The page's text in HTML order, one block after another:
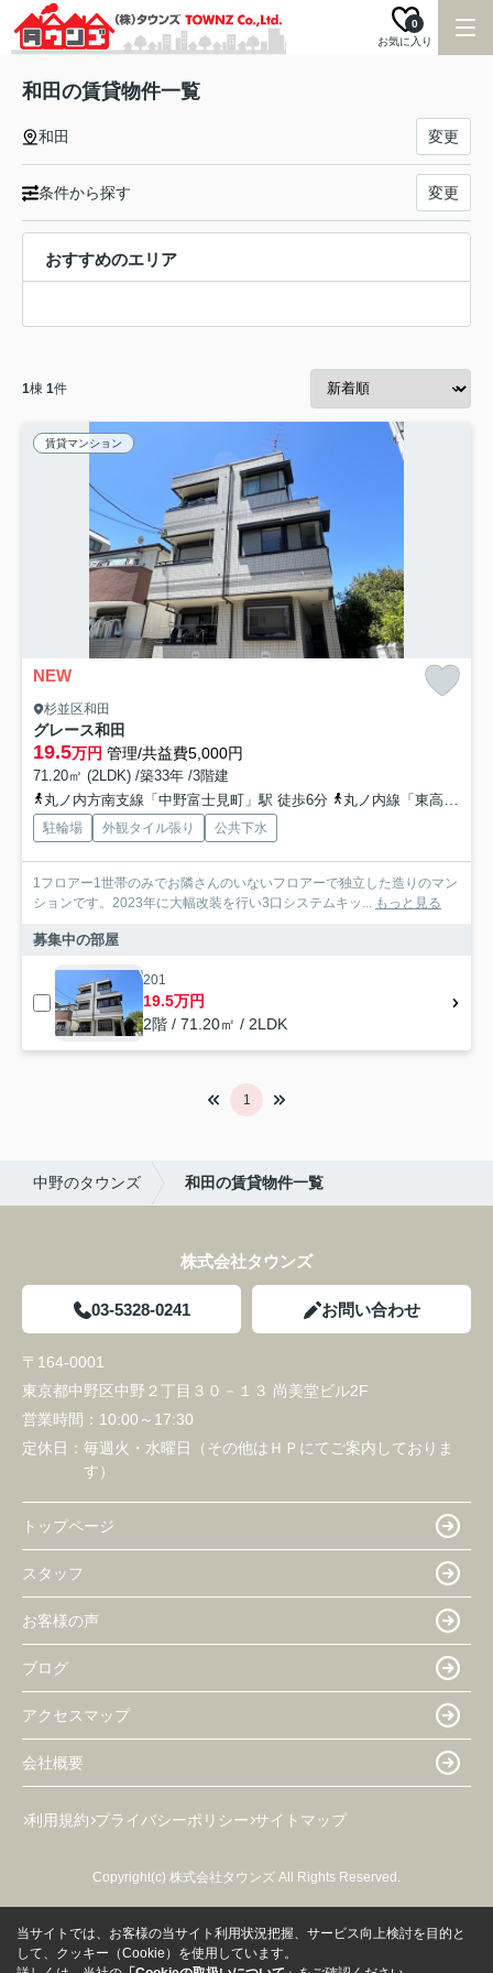
お気に入り
0
和田の賃貸物件一覧
和田 変更
条件から探す 変更
おすすめのエリア
1棟 1件
賃貸マンション
NEW
杉並区和田
グレース和田
19.5万円 管理/共益費5,000円
71.20㎡ (2LDK) /築33年 /3階建
丸ノ内方南支線「中野富士見町」駅 徒歩6分
丸ノ内線「東高円寺」駅 徒歩15分
駐輪場 外観タイル張り 公共下水
1フロアー1世帯のみでお隣さんのいないフロアーで独立した造りのマン
ションです。2023年に大幅改装を行い3口システムキッ... もっと見る
募集中の部屋
201
19.5万円
2階 / 71.20㎡ / 2LDK
1
中野のタウンズ 和田の賃貸物件一覧
株式会社タウンズ
03-5328-0241 お問い合わせ
〒164-0001
東京都中野区中野２丁目３０－１３ 尚美堂ビル2F
営業時間： 10:00～17:30
定休日： 毎週火・水曜日（その他はＨＰにてご案内しておりま
す）
トップページ
スタッフ
お客様の声
ブログ
アクセスマップ
会社概要
利用規約 プライバシーポリシー サイトマップ
Copyright(c) 株式会社タウンズ All Rights Reserved.
当サイトでは、お客様の当サイト利用状況把握、サービス向上検討を目的と
して、クッキー（Cookie）を使用しています。